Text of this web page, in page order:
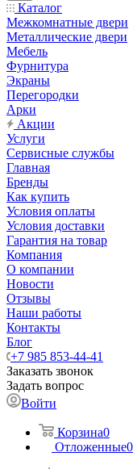
Каталог
Межкомнатные двери
Металлические двери
Мебель
Фурнитура
Экраны
Перегородки
Арки
Акции
Услуги
Сервисные службы
Главная
Бренды
Как купить
Условия оплаты
Условия доставки
Гарантия на товар
Компания
О компании
Новости
Отзывы
Наши работы
Контакты
Блог
+7 985 853-44-41
Заказать звонок
Задать вопрос
Войти
Корзина0
Отложенные0